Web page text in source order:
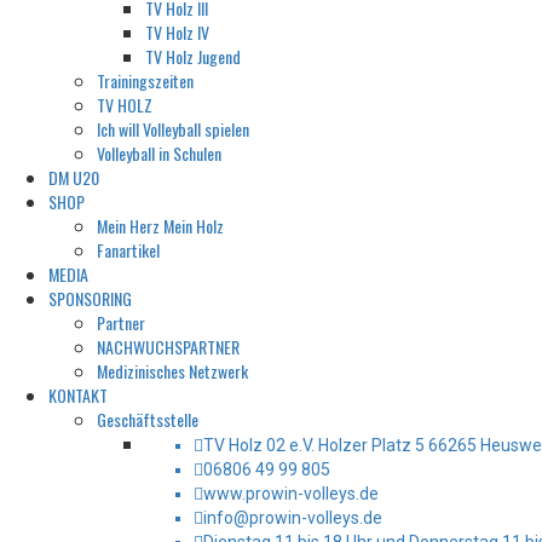
TV Holz III
TV Holz IV
TV Holz Jugend
Trainingszeiten
TV HOLZ
Ich will Volleyball spielen
Volleyball in Schulen
DM U20
SHOP
Mein Herz Mein Holz
Fanartikel
MEDIA
SPONSORING
Partner
NACHWUCHSPARTNER
Medizinisches Netzwerk
KONTAKT
Geschäftsstelle
TV Holz 02 e.V. Holzer Platz 5 66265
06806 49 99 805
www.prowin-volleys.de
info@prowin-volleys.de